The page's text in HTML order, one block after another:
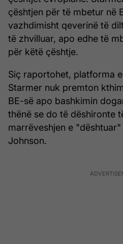
çështjen për të mbetur në
vazhdimisht qeverinë të
të zhvilluar, apo edhe të
për këtë çështje.
Siç raportohet, platforma
Starmer nuk premton
BE-së apo bashkimin
thënë se do të dëshironte
marrëveshjen e
Johnson.